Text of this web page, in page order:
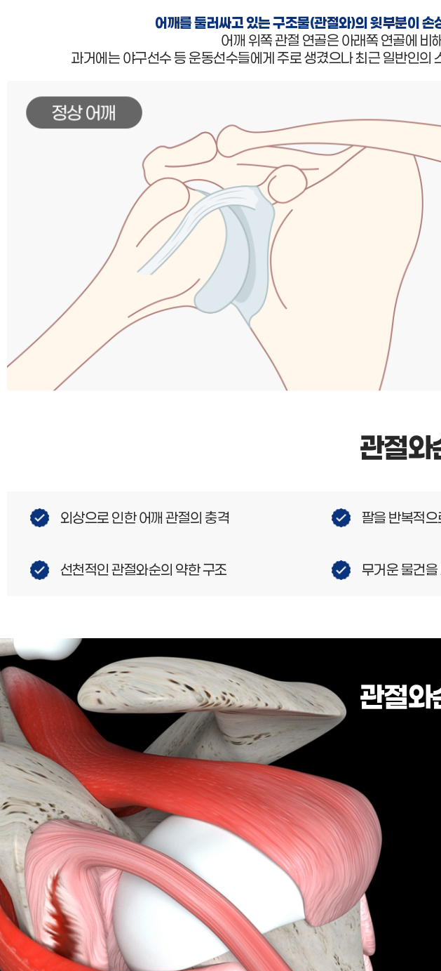
어깨를 둘러싸고 있는 구조물(관절와)의 윗부분이
어깨 위쪽 관절 연골은 아래쪽 연골에 비
과거에는 야구선수 등 운동선수들에게 주로 생겼으나 최근 일반인
관절와
외상으로 인한 어깨 관절의 충격 팔을 반복적
선천적인 관절와순의 약한 구조 무거운 물건
관절와